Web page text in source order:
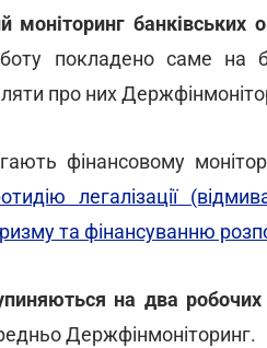
моніторинг банківських
покладено саме на
про них
фінансовому
легалізації
та фінансуванню
на два робочих
Держфінмоніторинг.